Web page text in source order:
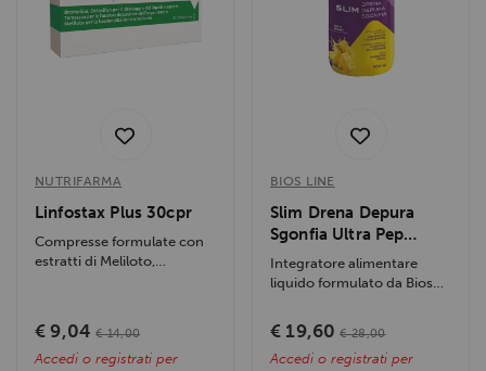
NUTRIFARMA
Linfostax Plus 30cpr
Compresse formulate con
estratti di Meliloto,
€ 9,04 € 14,00
Accedi o registrati per
BIOS LINE
Slim Drena Depura
Sgonfia Ultra Pep
500ml
Integratore alimentare
liquido formulato da Bios
€ 19,60 € 28,00
Accedi o registrati per